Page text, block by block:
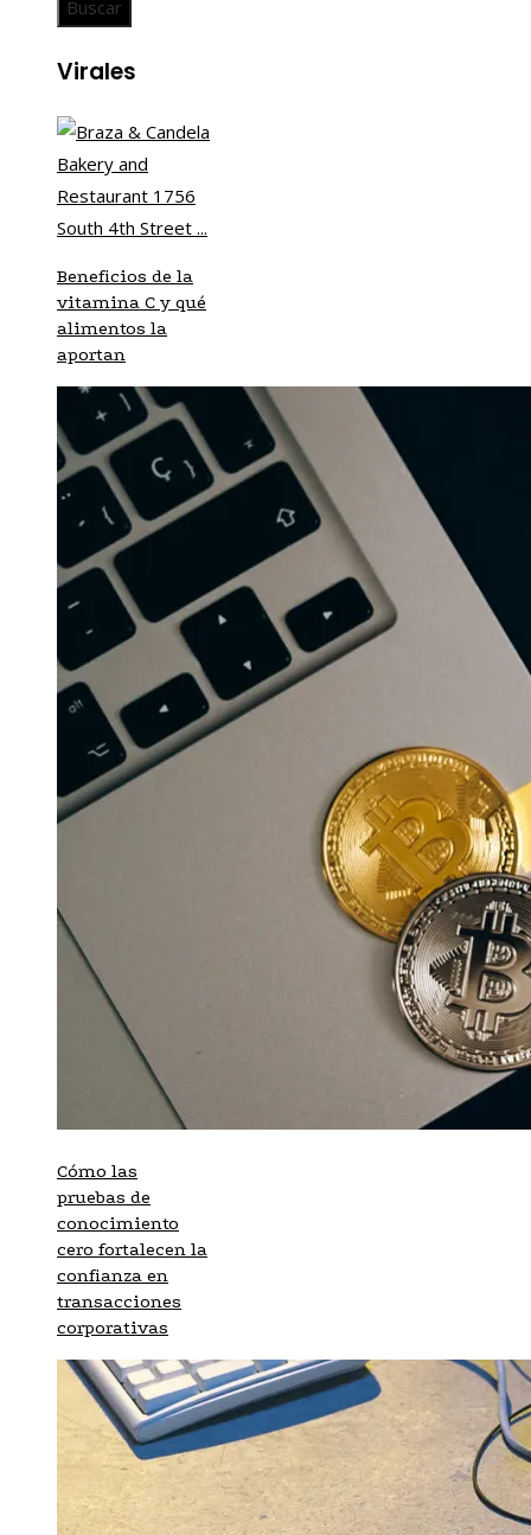
Virales
Beneficios de la
vitamina C y qué
alimentos la
aportan
Cómo las
pruebas de
conocimiento
cero fortalecen la
confianza en
transacciones
corporativas